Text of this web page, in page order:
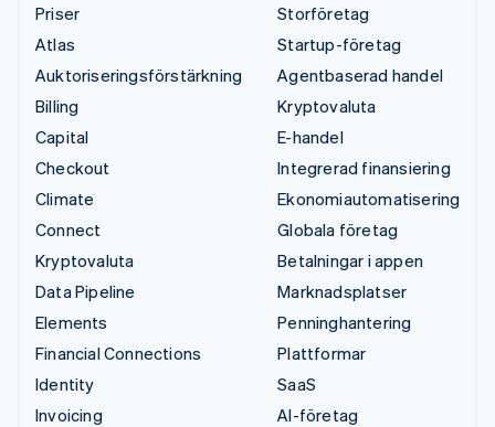
Priser
Atlas
Auktoriseringsförstärkning
Billing
Capital
Checkout
Climate
Connect
Kryptovaluta
Data Pipeline
Elements
Financial Connections
Identity
Invoicing
Storföretag
Startup-företag
Agentbaserad handel
Kryptovaluta
E-handel
Integrerad finansiering
Ekonomiautomatisering
Globala företag
Betalningar i appen
Marknadsplatser
Penninghantering
Plattformar
SaaS
AI-företag